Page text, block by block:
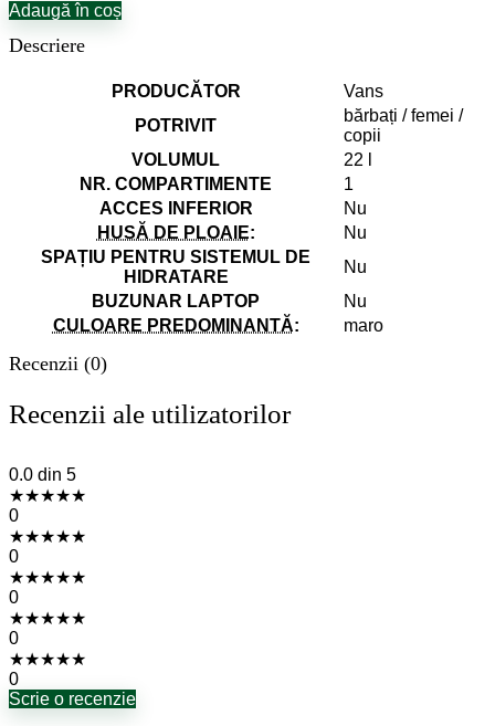
a
Adaugă în coș
Descriere
PRODUCĂTOR
Vans
POTRIVIT
bărbați / femei /
copii
VOLUMUL
22 l
NR. COMPARTIMENTE
1
ACCES INFERIOR
Nu
HUSĂ DE PLOAIE:
Nu
SPAȚIU PENTRU SISTEMUL DE
HIDRATARE
Nu
BUZUNAR LAPTOP
Nu
CULOARE PREDOMINANTĂ: maro
Recenzii (0)
Recenzii ale utilizatorilor
0.0 din 5
★★★★★
0
★★★★★
0
★★★★★
0
★★★★★
0
★★★★★
0
Scrie o recenzie